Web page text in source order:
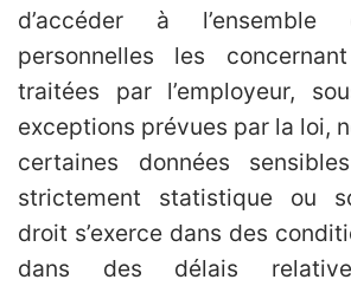
d’accéder à l’ensemble
personnelles les
traitées par l’employeur,
exceptions prévues par la loi,
certaines données
strictement statistique ou
droit s’exerce dans des
dans des délais